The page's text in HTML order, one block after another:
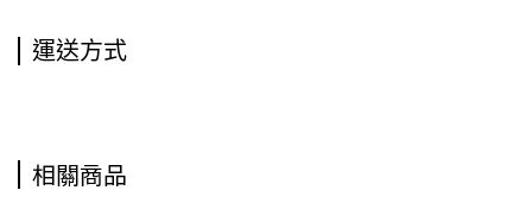
運送方式
相關商品